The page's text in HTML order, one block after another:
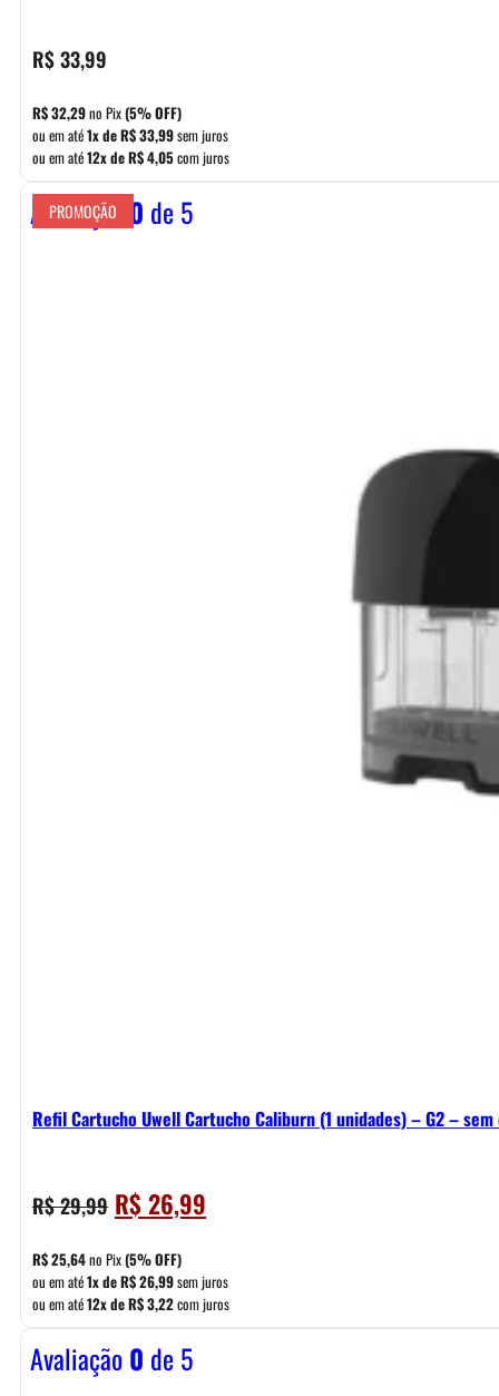
R$33,99
R$32,29no Pix(5% OFF)
ou em até1x deR$33,99sem juros
ou em até12x deR$4,05com juros
Avaliação 0 de 5
PROMOÇÃO
Refil Cartucho Uwell Cartucho Caliburn (1 unidades) – G2 –
R$29,99 O
preço
original
era:
R$ 29,99.
R$26,99
preço
é:
R$ 26,99.
R$25,64no Pix(5% OFF)
ou em até1x deR$26,99sem juros
ou em até12x deR$3,22com juros
Avaliação0 de 5